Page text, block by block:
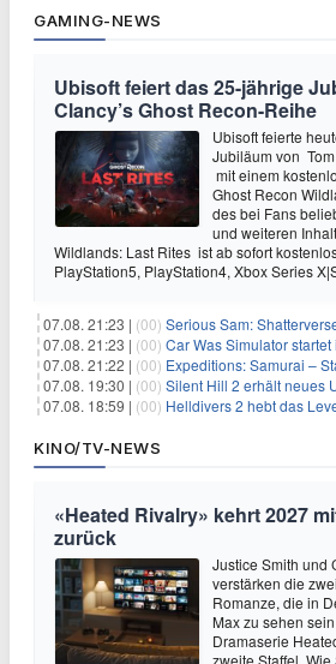
GAMING-NEWS
Ubisoft feiert das 25-jährige
Clancy’s Ghost Recon-Reihe
Ubisoft feierte
Jubiläum von
mit einem
Ghost Recon
des bei Fans
und weiteren
Wildlands: Last Rites ist ab sofort
PlayStation5, PlayStation4, Xbox Series
07.08. 21:23 | (00) Serious Sam: Shatterverse lädt zum
07.08. 21:23 | (00) Car Was Simulator startet in
07.08. 21:22 | (00) Expeditions: Samurai – Start in den
07.08. 19:30 | (00) Silent Hill 2 erhält neues Update –
07.08. 18:59 | (00) Helldivers 2 hebt das Level-Limit an –
KINO/TV-NEWS
«Heated Rivalry» kehrt 2027
zurück
Justice Smith und
verstärken die
Romanze, die in
Max zu sehen
Dramaserie
zweite Staffel. Wie